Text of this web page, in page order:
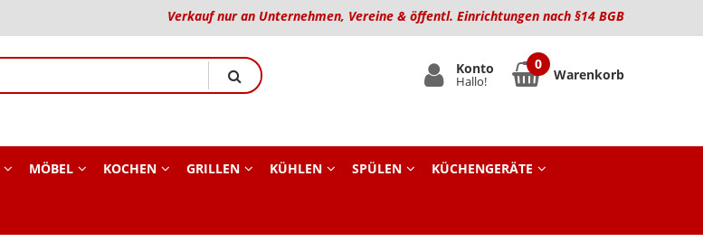
Verkauf nur an Unternehmen, Vereine & öffentl. Einrichtungen nach §14 BGB
Konto
Hallo! Warenkorb
MÖBEL KOCHEN GRILLEN KÜHLEN SPÜLEN KÜCHENGERÄTE